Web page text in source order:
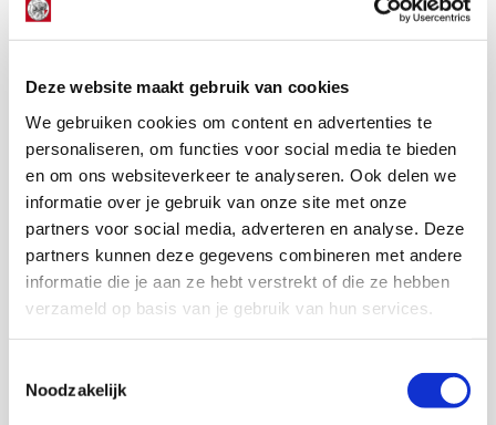
Deze website maakt gebruik van cookies
We gebruiken cookies om content en advertenties te
personaliseren, om functies voor social media te bieden
en om ons websiteverkeer te analyseren. Ook delen we
informatie over je gebruik van onze site met onze
partners voor social media, adverteren en analyse. Deze
partners kunnen deze gegevens combineren met andere
informatie die je aan ze hebt verstrekt of die ze hebben
verzameld op basis van je gebruik van hun services.
Noodzakelijk
Ajax nog één keer in vuur en vlam
in fotoverslag Vitesse-uit
Het seizoen zit er goddank op. Daar is vrijwel
iedereen blij mee. We sluiten na de 2-2 op bezoek